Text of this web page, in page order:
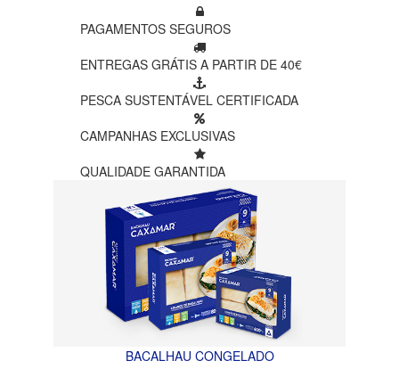
PAGAMENTOS SEGUROS
ENTREGAS GRÁTIS A PARTIR DE 40€
PESCA SUSTENTÁVEL CERTIFICADA
CAMPANHAS EXCLUSIVAS
QUALIDADE GARANTIDA
BACALHAU CONGELADO